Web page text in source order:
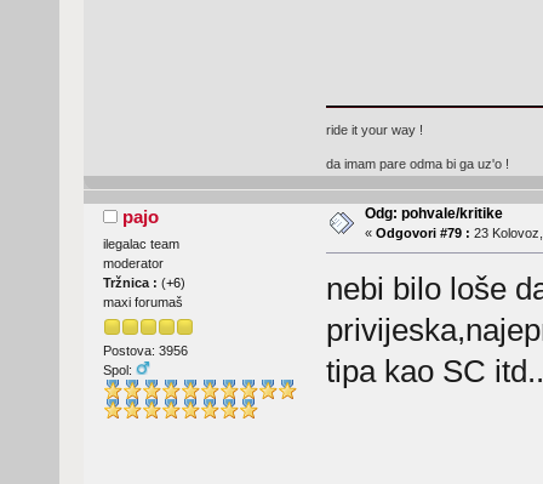
ride it your way !
da imam pare odma bi ga uz'o !
pajo
ilegalac team
moderator
Tržnica : (+6)
maxi forumaš
Postova: 3956
Spol:
Odg: pohvale/kritike
« Odgovori #79 : 23
nebi bilo loše
tipa kao SC